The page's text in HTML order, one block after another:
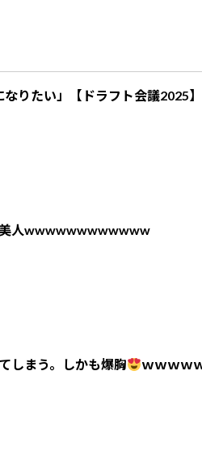
りたい」【ドラフト会議2025】
美人wwwwwwwwwwww
しまう。しかも爆胸 ｗｗｗｗ